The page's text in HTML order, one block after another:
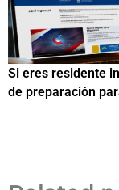
Si eres residente
de preparación